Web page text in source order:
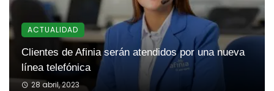
ACTUALIDAD
Clientes de Afinia serán atendidos por una nueva
línea telefónica
28 abril, 2023